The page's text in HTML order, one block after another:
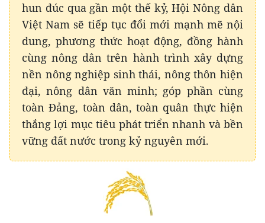
hun đúc qua gần một thế kỷ, Hội Nông dân
Việt Nam sẽ tiếp tục đổi mới mạnh mẽ nội
dung, phương thức hoạt động, đồng hành
cùng nông dân trên hành trình xây dựng
nền nông nghiệp sinh thái, nông thôn hiện
đại, nông dân văn minh; góp phần cùng
toàn Đảng, toàn dân, toàn quân thực hiện
thắng lợi mục tiêu phát triển nhanh và bền
vững đất nước trong kỷ nguyên mới.